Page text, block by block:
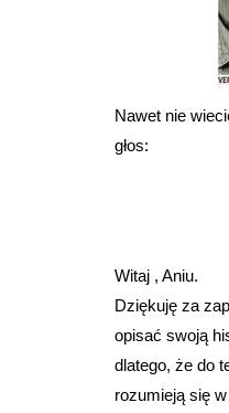
Nawet nie
głos:
Witaj , Aniu.
Dziękuję za
opisać swoją
dlatego, że do
rozumieją się w